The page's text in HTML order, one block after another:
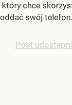
który chce
oddać swój telefon.
Post